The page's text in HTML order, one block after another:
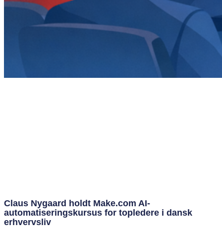
Claus Nygaard holdt Make.com AI-
automatiseringskursus for topledere i dansk
erhvervsliv